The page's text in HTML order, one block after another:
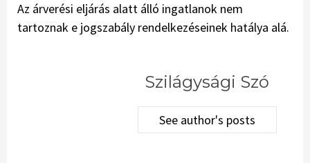
Az árverési eljárás alatt álló ingatlanok nem
tartoznak e jogszabály rendelkezéseinek hatálya alá.
Szilágysági Szó
See author's posts